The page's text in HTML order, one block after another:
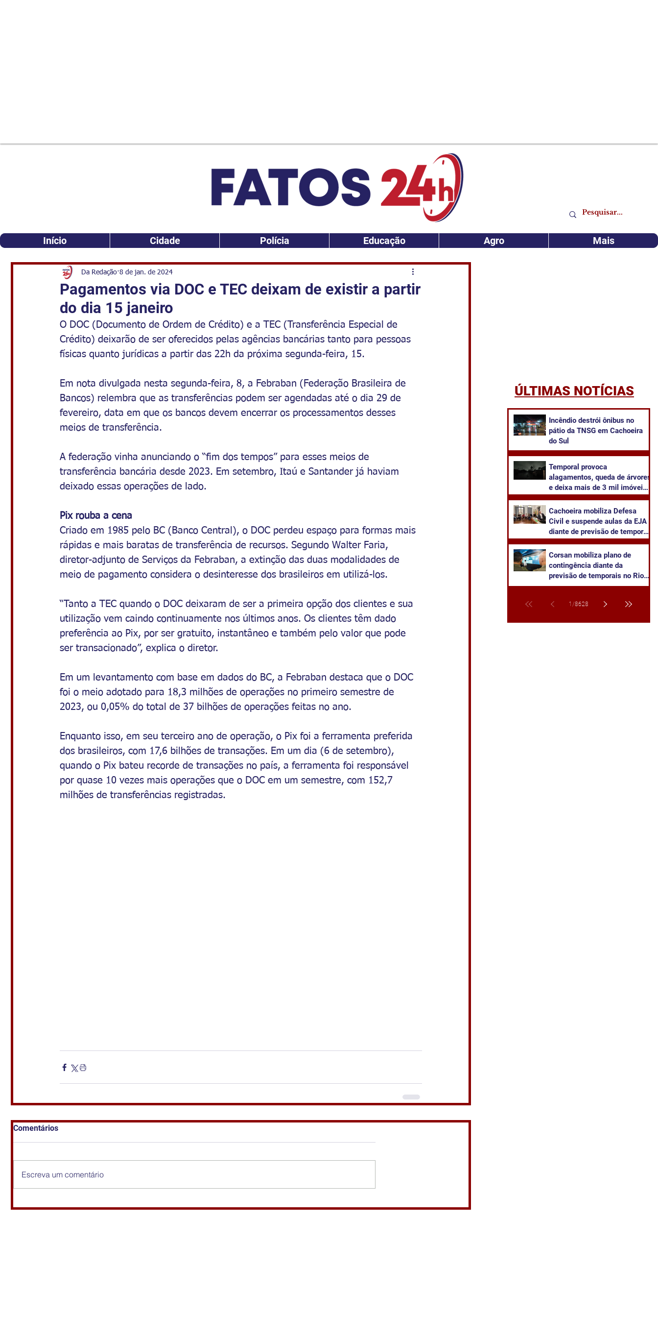
Início Cidade Polícia Educação Agro Mais
Pagamentos via DOC e TEC deixam de existir a partir
do dia 15 janeiro
Da Redação 8 de jan. de 2024
O DOC (Documento de Ordem de Crédito) e a TEC (Transferência Especial de
Crédito) deixarão de ser oferecidos pelas agências bancárias tanto para pessoas
físicas quanto jurídicas a partir das 22h da próxima segunda-feira, 15.
Em nota divulgada nesta segunda-feira, 8, a Febraban (Federação Brasileira de
Bancos) relembra que as transferências podem ser agendadas até o dia 29 de
fevereiro, data em que os bancos devem encerrar os processamentos desses
meios de transferência.
A federação vinha anunciando o “fim dos tempos” para esses meios de
transferência bancária desde 2023. Em setembro, Itaú e Santander já haviam
deixado essas operações de lado.
Pix rouba a cena
Criado em 1985 pelo BC (Banco Central), o DOC perdeu espaço para formas mais
rápidas e mais baratas de transferência de recursos. Segundo Walter Faria,
diretor-adjunto de Serviços da Febraban, a extinção das duas modalidades de
meio de pagamento considera o desinteresse dos brasileiros em utilizá-los.
“Tanto a TEC quando o DOC deixaram de ser a primeira opção dos clientes e sua
utilização vem caindo continuamente nos últimos anos. Os clientes têm dado
preferência ao Pix, por ser gratuito, instantâneo e também pelo valor que pode
ser transacionado”, explica o diretor.
Em um levantamento com base em dados do BC, a Febraban destaca que o DOC
foi o meio adotado para 18,3 milhões de operações no primeiro semestre de
2023, ou 0,05% do total de 37 bilhões de operações feitas no ano.
Enquanto isso, em seu terceiro ano de operação, o Pix foi a ferramenta preferida
dos brasileiros, com 17,6 bilhões de transações. Em um dia (6 de setembro),
quando o Pix bateu recorde de transações no país, a ferramenta foi responsável
por quase 10 vezes mais operações que o DOC em um semestre, com 152,7
milhões de transferências registradas.
Comentários
Escreva um comentário
ÚLTIMAS NOTÍCIAS
Incêndio destrói ônibus no
pátio da TNSG em Cachoeira
do Sul
Temporal provoca
alagamentos, queda de árvores
e deixa mais de 3 mil imóveis
Sul
Cachoeira mobiliza Defesa
Civil e suspende aulas da EJA
diante de previsão de temporal
Corsan mobiliza plano de
contingência diante da
previsão de temporais no Rio
Grande do Sul
1 /8628